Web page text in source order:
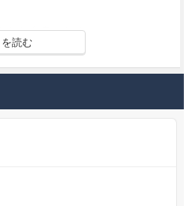
なた自身のために。
に活躍しましょう！
に考えた経営理念の確立
社員が休みを取りやすい環境作
です。
ていて、毎年児童養護施設への